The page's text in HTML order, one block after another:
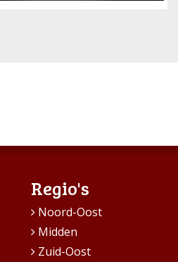
Regio's
Noord-Oost
Midden
Zuid-Oost